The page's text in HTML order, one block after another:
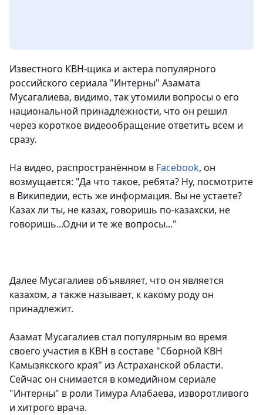
Известного КВН-щика и актера популярного
российского сериала "Интерны" Азамата
Мусагалиева, видимо, так утомили вопросы о его
национальной принадлежности, что он решил
через короткое видеообращение ответить всем и
сразу.
На видео, распространённом в Facebook, он
возмущается: "Да что такое, ребята? Ну, посмотрите
в Википедии, есть же информация. Вы не устаете?
Казах ли ты, не казах, говоришь по-казахски, не
говоришь...Одни и те же вопросы..."
Далее Мусагалиев объявляет, что он является
казахом, а также называет, к какому роду он
принадлежит.
Азамат Мусагалиев стал популярным во время
своего участия в КВН в составе "Сборной КВН
Камызякского края" из Астраханской области.
Сейчас он снимается в комедийном сериале
"Интерны" в роли Тимура Алабаева, изворотливого
и хитрого врача.